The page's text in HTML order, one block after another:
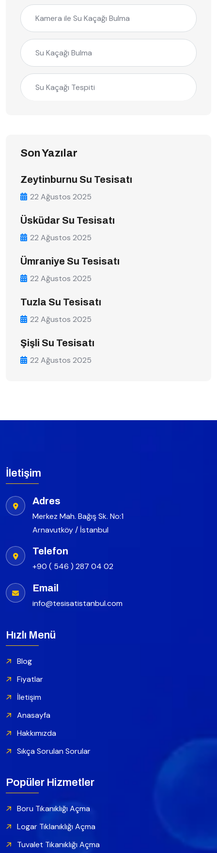
Kamera ile Su Kaçağı Bulma
Su Kaçağı Bulma
Su Kaçağı Tespiti
Son Yazılar
Zeytinburnu Su Tesisatı
22 Ağustos 2025
Üsküdar Su Tesisatı
22 Ağustos 2025
Ümraniye Su Tesisatı
22 Ağustos 2025
Tuzla Su Tesisatı
22 Ağustos 2025
Şişli Su Tesisatı
22 Ağustos 2025
İletişim
Adres
Merkez Mah. Bağış Sk. No:1
Arnavutköy / İstanbul
Telefon
+90 ( 546 ) 287 04 02
Email
info@tesisatistanbul.com
Hızlı Menü
Blog
Fiyatlar
İletişim
Anasayfa
Hakkımızda
Sıkça Sorulan Sorular
Popüler Hizmetler
Boru Tıkanıklığı Açma
Logar Tıklanıklığı Açma
Tuvalet Tıkanıklığı Açma